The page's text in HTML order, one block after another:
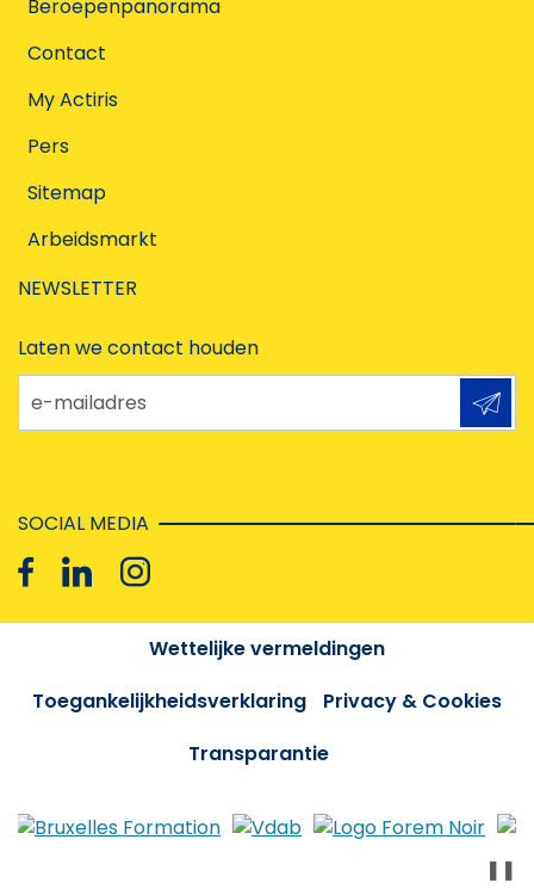
Beroepenpanorama
Contact
My Actiris
Pers
Sitemap
Arbeidsmarkt
NEWSLETTER
Laten we contact houden
e-mailadres
SOCIAL MEDIA
Wettelijke vermeldingen
Toegankelijkheidsverklaring
Privacy & Cookies
Transparantie
❚❚